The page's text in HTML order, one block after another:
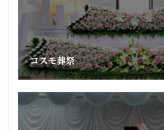
コスモ葬祭